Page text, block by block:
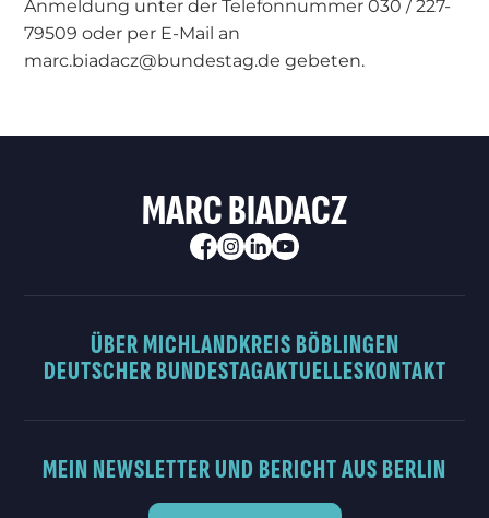
Anmeldung unter der Telefonnummer 030 / 227-
79509 oder per E-Mail an
marc.biadacz@bundestag.de gebeten.
MARC BIADACZ
ÜBER MICHLANDKREIS BÖBLINGEN
DEUTSCHER BUNDESTAGAKTUELLESKONTAKT
MEIN NEWSLETTER UND BERICHT AUS BERLIN